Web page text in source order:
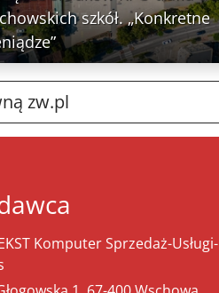
szkół. „Konkretne
zw.pl
Komputer Sprzedaż-Usługi-